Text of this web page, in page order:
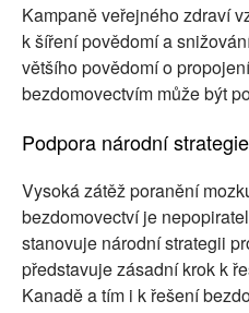
Kampaně veřejného zdraví
k šíření povědomí a
většího povědomí o
bezdomovectvím může být
Podpora národní strategie
Vysoká zátěž poranění
bezdomovectví je
stanovuje národní strategii
představuje zásadní krok k
Kanadě a tím i k řešení